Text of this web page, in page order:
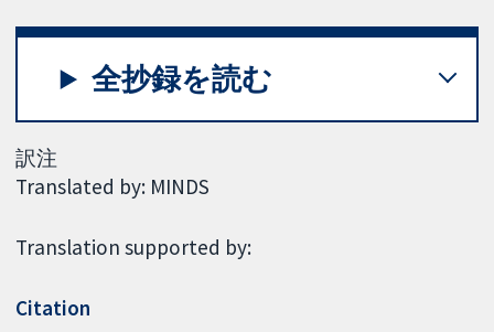
全抄録を読む
訳注
Translated by: MINDS
Translation supported by:
Citation